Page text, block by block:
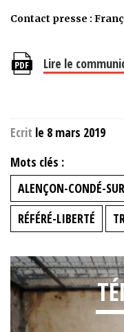
Contact presse :
Lire le
Ecrit le 8 mars 2019
Mots clés :
ALENÇON-CONDÉ-
RÉFÉRÉ-LIBERTÉ